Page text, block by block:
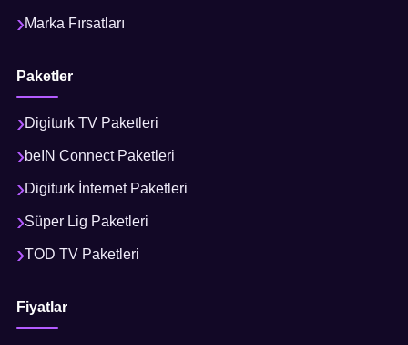
Marka Fırsatları
Paketler
Digiturk TV Paketleri
beIN Connect Paketleri
Digiturk İnternet Paketleri
Süper Lig Paketleri
TOD TV Paketleri
Fiyatlar